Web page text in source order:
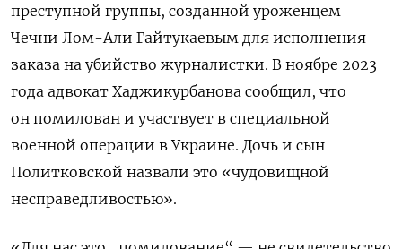
преступной группы, созданной уроженцем
Чечни Лом-Али Гайтукаевым для исполнения
заказа на убийство журналистки. В ноябре 2023
года адвокат Хаджикурбанова сообщил, что
он помилован и участвует в специальной
военной операции в Украине. Дочь и сын
Политковской назвали это «чудовищной
несправедливостью».